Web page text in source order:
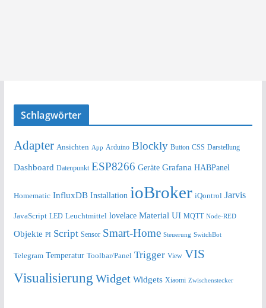
Schlagwörter
Adapter Ansichten App Arduino Blockly Button CSS Darstellung
Dashboard Datenpunkt ESP8266 Geräte Grafana HABPanel
Homematic InfluxDB Installation ioBroker iQontrol Jarvis
JavaScript LED Leuchtmittel lovelace Material UI MQTT Node-RED
Objekte PI Script Sensor Smart-Home Steuerung SwitchBot
Telegram Temperatur Toolbar/Panel Trigger View VIS
Visualisierung Widget Widgets Xiaomi Zwischenstecker